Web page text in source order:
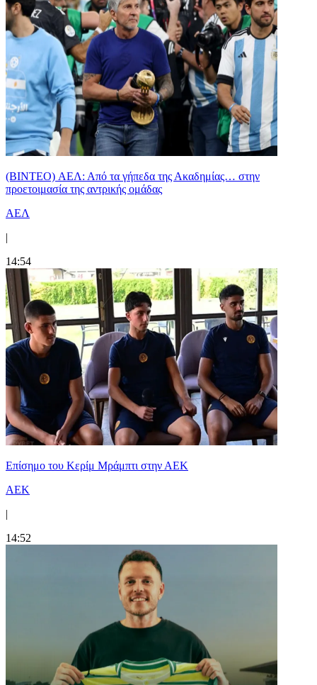
(BINTEO) ΑΕΛ: Από τα γήπεδα της Ακαδημίας… στην
προετοιμασία της αντρικής ομάδας
ΑΕΛ
|
14:54
Επίσημο του Κερίμ Μράμπτι στην ΑΕK
ΑΕΚ
|
14:52